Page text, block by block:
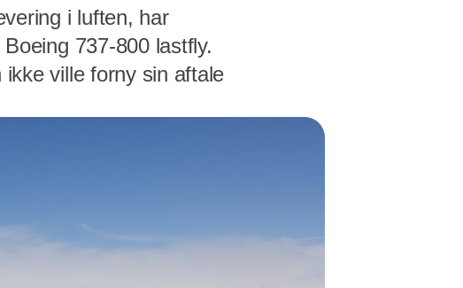
i luften, har
737-800 lastfly.
ville forny sin aftale